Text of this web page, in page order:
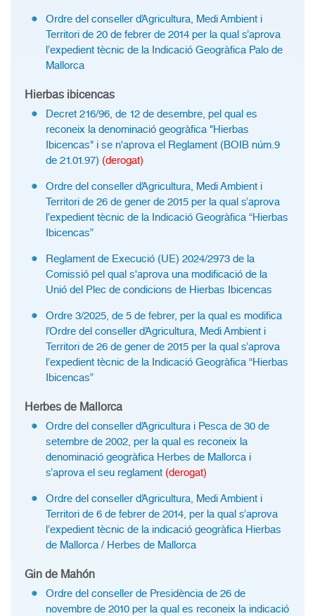
Ordre del conseller d’Agricultura, Medi Ambient i
Territori de 20 de febrer de 2014 per la qual s’aprova
l’expedient tècnic de la Indicació Geogràfica Palo de
Mallorca
Hierbas ibicencas
Decret 216/96, de 12 de desembre, pel qual es
reconeix la denominació geogràfica "Hierbas
Ibicencas" i se n'aprova el Reglament (BOIB núm.9
de 21.01.97) (derogat)
Ordre del conseller d’Agricultura, Medi Ambient i
Territori de 26 de gener de 2015 per la qual s’aprova
l’expedient tècnic de la Indicació Geogràfica “Hierbas
Ibicencas”
Reglament de Execució (UE) 2024/2973 de la
Comissió pel qual s'aprova una modificació de la
Unió del Plec de condicions de Hierbas Ibicencas
Ordre 3/2025, de 5 de febrer, per la qual es modifica
l’Ordre del conseller d’Agricultura, Medi Ambient i
Territori de 26 de gener de 2015 per la qual s’aprova
l’expedient tècnic de la Indicació Geogràfica “Hierbas
Ibicencas”
Herbes de Mallorca
Ordre del conseller d’Agricultura i Pesca de 30 de
setembre de 2002, per la qual es reconeix la
denominació geogràfica Herbes de Mallorca i
s’aprova el seu reglament (derogat)
Ordre del conseller d’Agricultura, Medi Ambient i
Territori de 6 de febrer de 2014, per la qual s’aprova
l’expedient tècnic de la indicació geogràfica Hierbas
de Mallorca / Herbes de Mallorca
Gin de Mahón
Ordre del conseller de Presidència de 26 de
novembre de 2010 per la qual es reconeix la indicació